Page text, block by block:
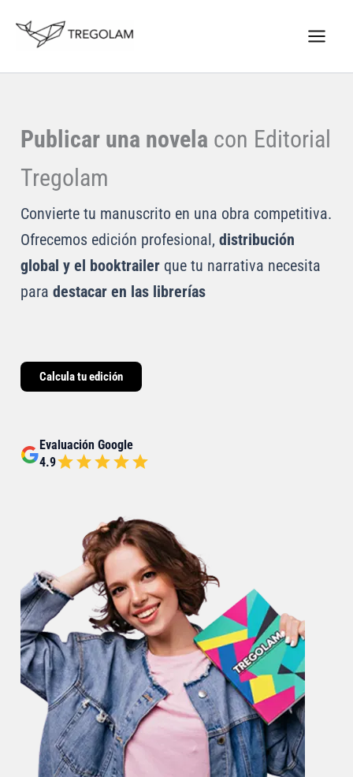
Publicar una novela con Editorial
Tregolam
Convierte tu manuscrito en una obra competitiva.
Ofrecemos edición profesional, distribución
global y el booktrailerque tu narrativa necesita
para destacar en las librerías
Calcula tu edición
Evaluación Google
4.9